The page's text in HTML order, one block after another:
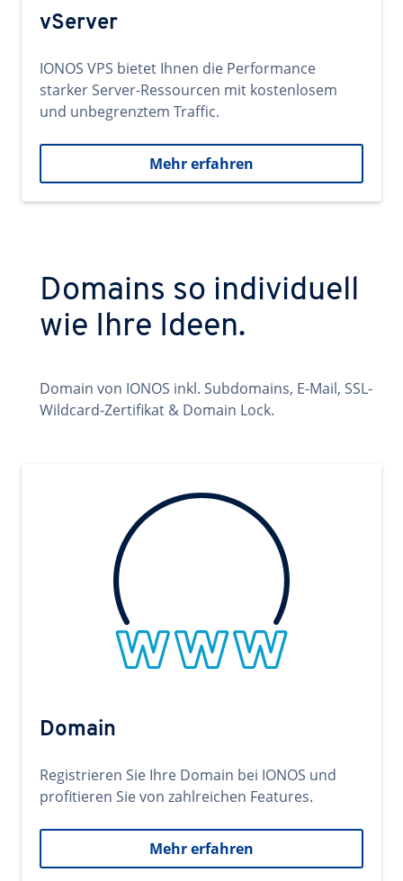
vServer
IONOS VPS bietet Ihnen die Performance
starker Server-Ressourcen mit kostenlosem
und unbegrenztem Traffic.
Mehr erfahren
Domains so individuell
wie Ihre Ideen.
Domain von IONOS inkl. Subdomains, E-Mail, SSL-
Wildcard-Zertifikat & Domain Lock.
Domain
Registrieren Sie Ihre Domain bei IONOS und
profitieren Sie von zahlreichen Features.
Mehr erfahren